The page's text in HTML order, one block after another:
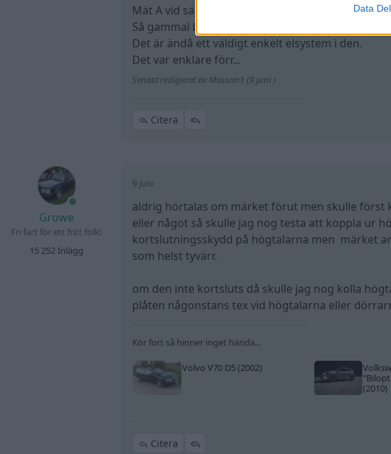
Data
Mät A vid säkringen både med och utan radion
Så gammal bil kan ju någon ha tjuvat ström till
Det är ändå ett väldigt enkelt elsystem i den.
Det var enklare förr...
Senast redigerat av Mossan1 (9 juni )
Citera
Growe
Fri fart för ett fritt folk!
15 252 Inlägg
9 juni
aldrig hörtalas om märket förut men skulle först
eller något så skulle jag nog testa att koppla ur
kortslutningsskydd på högtalarna men märket
som helst tyvärr.
om den inte kortsluts då skulle jag nog kolla
plåten någonstans tex vid högtalarna eller
Kör fort så hinner inget hända...
Volvo V70 D5 (2002)
(2010)
Citera